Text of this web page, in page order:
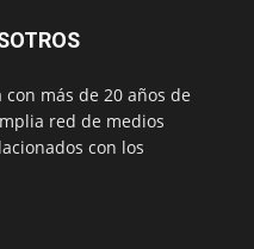
más de 20 años de
red de medios
con los